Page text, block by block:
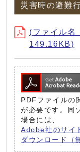
災害時の避難
(ファイル名
149.16KB)
PDFファイル
が必要です。同
場合には、
Adobe社のサイ
ダウンロード（